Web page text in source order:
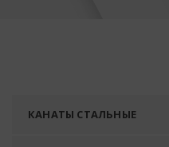
КАНАТЫ СТАЛЬНЫЕ